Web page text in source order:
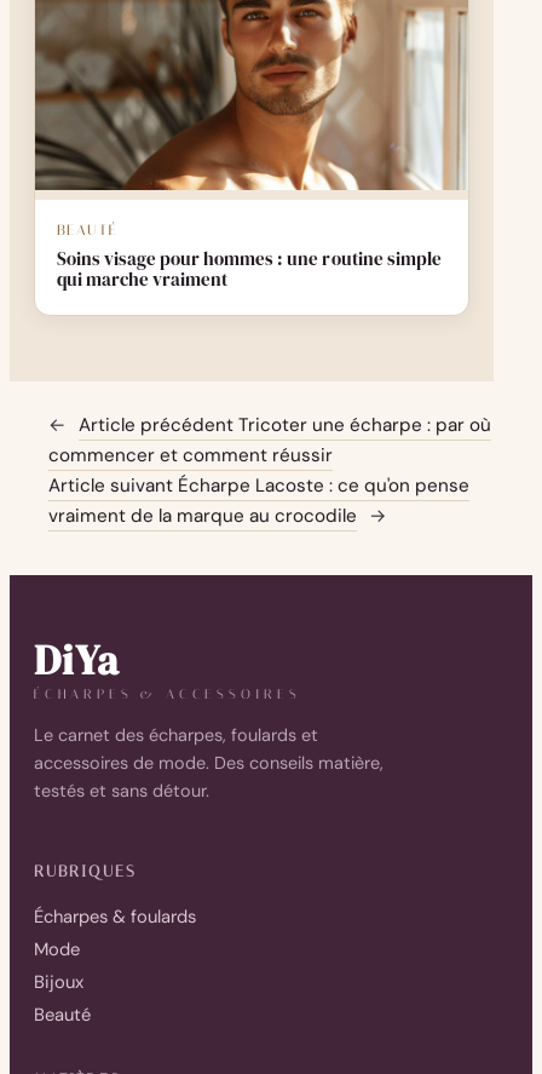
BEAUTÉ
Soins visage pour hommes : une routine simple
qui marche vraiment
← Article précédent Tricoter une écharpe : par où
commencer et comment réussir
Article suivant Écharpe Lacoste : ce qu'on pense
vraiment de la marque au crocodile
→
DiYa
ÉCHARPES & ACCESSOIRES
Le carnet des écharpes, foulards et
accessoires de mode. Des conseils matière,
testés et sans détour.
RUBRIQUES
Écharpes & foulards
Mode
Bijoux
Beauté